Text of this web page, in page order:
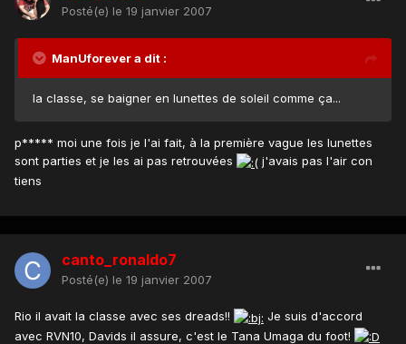
Posté(e) le 19 janvier 2007
ManUforever a dit :
la classe, se baigner en lunettes de soleil comme ça...
p***** moi une fois je l'ai fait, à la première vague les lunettes
sont parties et je les ai pas retrouvées
j'avais pas l'air con
tiens
canto_ronaldo7
Posté(e) le 19 janvier 2007
Rio il avait la classe avec ses dreads!!
Je suis d'accord
avec RVN10, Davids il assure, c'est le Tana Umaga du foot!